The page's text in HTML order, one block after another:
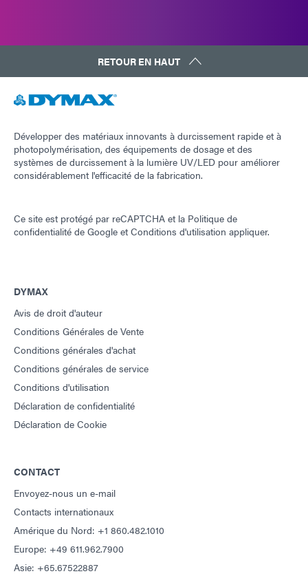
RETOUR EN HAUT
Développer des matériaux innovants à durcissement rapide et à
photopolymérisation, des équipements de dosage et des
systèmes de durcissement à la lumière UV/LED pour améliorer
considérablement l'efficacité de la fabrication.
Ce site est protégé par reCAPTCHA et la Politique de
confidentialité de Google etConditions d'utilisation appliquer.
DYMAX
Avis de droit d'auteur
Conditions Générales de Vente
Conditions générales d'achat
Conditions générales de service
Conditions d'utilisation
Déclaration de confidentialité
Déclaration de Cookie
CONTACT
Envoyez-nous un e-mail
Contacts internationaux
Amérique du Nord: +1 860.482.1010
Europe: +49 611.962.7900
Asie: +65.67522887